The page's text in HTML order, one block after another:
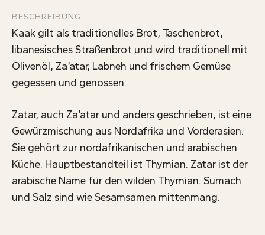
BESCHREIBUNG
Kaak gilt als traditionelles Brot, Taschenbrot,
libanesisches Straßenbrot und wird traditionell mit
Olivenöl, Za’atar, Labneh und frischem Gemüse
gegessen und genossen.
Zatar, auch Za’atar und anders geschrieben, ist eine
Gewürzmischung aus Nordafrika und Vorderasien.
Sie gehört zur nordafrikanischen und arabischen
Küche. Hauptbestandteil ist Thymian. Zatar ist der
arabische Name für den wilden Thymian. Sumach
und Salz sind wie Sesamsamen mittenmang.